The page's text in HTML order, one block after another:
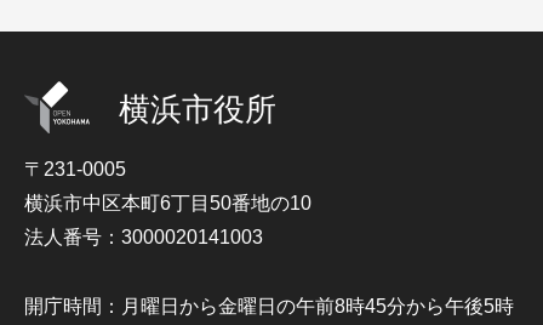
横浜市役所
〒231-0005
横浜市中区本町6丁目50番地の10
法人番号：3000020141003
開庁時間：月曜日から金曜日の午前8時45分から午後5時